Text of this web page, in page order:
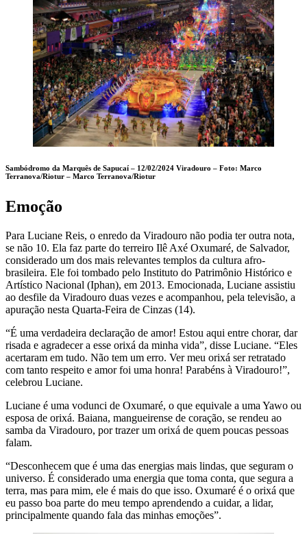
Sambódromo da Marquês de Sapucaí – 12/02/2024 Viradouro – Foto: Marco
Terranova/Riotur – Marco Terranova/Riotur
Emoção
Para Luciane Reis, o enredo da Viradouro não podia ter outra nota,
se não 10. Ela faz parte do terreiro Ilê Axé Oxumaré, de Salvador,
considerado um dos mais relevantes templos da cultura afro-
brasileira. Ele foi tombado pelo Instituto do Patrimônio Histórico e
Artístico Nacional (Iphan), em 2013. Emocionada, Luciane assistiu
ao desfile da Viradouro duas vezes e acompanhou, pela televisão, a
apuração nesta Quarta-Feira de Cinzas (14).
“É uma verdadeira declaração de amor! Estou aqui entre chorar, dar
risada e agradecer a esse orixá da minha vida”, disse Luciane. “Eles
acertaram em tudo. Não tem um erro. Ver meu orixá ser retratado
com tanto respeito e amor foi uma honra! Parabéns à Viradouro!”,
celebrou Luciane.
Luciane é uma vodunci de Oxumaré, o que equivale a uma Yawo ou
esposa de orixá. Baiana, mangueirense de coração, se rendeu ao
samba da Viradouro, por trazer um orixá de quem poucas pessoas
falam.
“Desconhecem que é uma das energias mais lindas, que seguram o
universo. É considerado uma energia que toma conta, que segura a
terra, mas para mim, ele é mais do que isso. Oxumaré é o orixá que
eu passo boa parte do meu tempo aprendendo a cuidar, a lidar,
principalmente quando fala das minhas emoções”.